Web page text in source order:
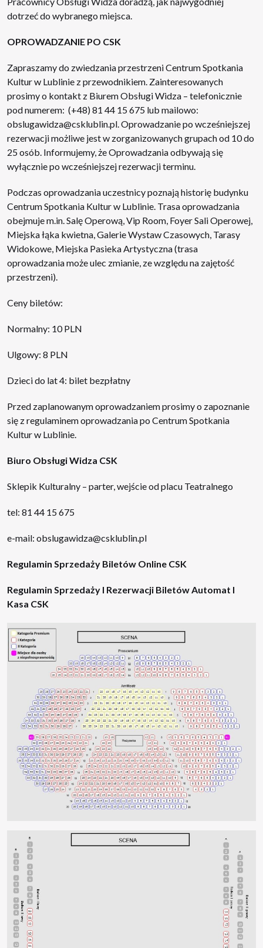
dotrzeć do wybranego miejsca.
OPROWADZANIE PO CSK
Zapraszamy do zwiedzania przestrzeni Centrum Spotkania
Kultur w Lublinie z przewodnikiem. Zainteresowanych
prosimy o kontakt z Biurem Obsługi Widza – telefonicznie
pod numerem: (+48) 81 44 15 675 lub mailowo:
obslugawidza@csklublin.pl. Oprowadzanie po wcześniejszej
rezerwacji możliwe jest w zorganizowanych grupach od 10 do
25 osób. Informujemy, że Oprowadzania odbywają się
wyłącznie po wcześniejszej rezerwacji terminu.
Podczas oprowadzania uczestnicy poznają historię budynku
Centrum Spotkania Kultur w Lublinie. Trasa oprowadzania
obejmuje m.in. Salę Operową, Vip Room, Foyer Sali Operowej,
Miejska łąka kwietna, Galerie Wystaw Czasowych, Tarasy
Widokowe, Miejska Pasieka Artystyczna (trasa
oprowadzania może ulec zmianie, ze względu na zajętość
przestrzeni).
Ceny biletów:
Normalny: 10 PLN
Ulgowy: 8 PLN
Dzieci do lat 4: bilet bezpłatny
Przed zaplanowanym oprowadzaniem prosimy o zapoznanie
się z regulaminem oprowadzania po Centrum Spotkania
Kultur w Lublinie.
Biuro Obsługi Widza CSK
Sklepik Kulturalny – parter, wejście od placu Teatralnego
tel: 81 44 15 675
e-mail: obslugawidza@csklublin.pl
Regulamin Sprzedaży Biletów Online CSK
Regulamin Sprzedaży I Rezerwacji Biletów Automat I
Kasa CSK